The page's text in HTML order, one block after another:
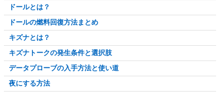
ドールとは？
ドールの燃料回復方法まとめ
キズナとは？
キズナトークの発生条件と選択肢
データプローブの入手方法と使い道
夜にする方法